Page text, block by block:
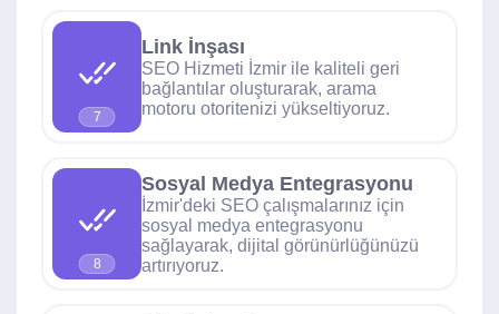
7
Link İnşası
SEO Hizmeti İzmir ile kaliteli geri
bağlantılar oluşturarak, arama
motoru otoritenizi yükseltiyoruz.
8
Sosyal Medya Entegrasyonu
İzmir'deki SEO çalışmalarınız için
sosyal medya entegrasyonu
sağlayarak, dijital görünürlüğünüzü
artırıyoruz.